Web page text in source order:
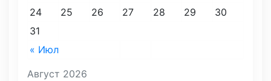
Август 2026
« Июл
24
25 26 27 28 29
30
31